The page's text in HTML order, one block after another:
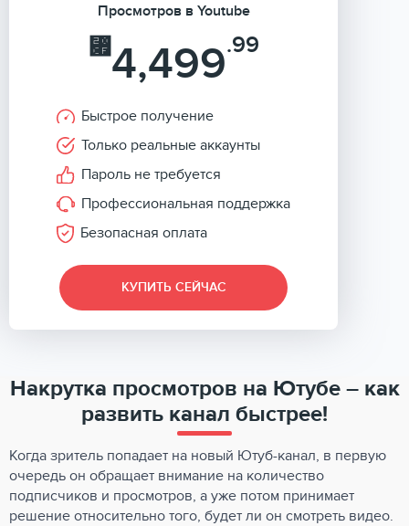
Просмотров в Youtube
⃏4,499.99
Быстрое получение
Только реальные аккаунты
Пароль не требуется
Профессиональная поддержка
Безопасная оплата
КУПИТЬ СЕЙЧАС
Накрутка просмотров на Ютубе – как
развить канал быстрее!
Когда зритель попадает на новый Ютуб-канал, в первую
очередь он обращает внимание на количество
подписчиков и просмотров, а уже потом принимает
решение относительно того, будет ли он смотреть видео.